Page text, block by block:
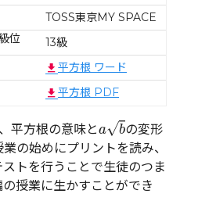
TOSS東京MY SPACE
位
13級
平方根 ワード
平方根 PDF
平方根の意味とa√b
b
の変形
の始めにプリントを読み、
トを行うことで生徒のつま
授業に生かすことができ